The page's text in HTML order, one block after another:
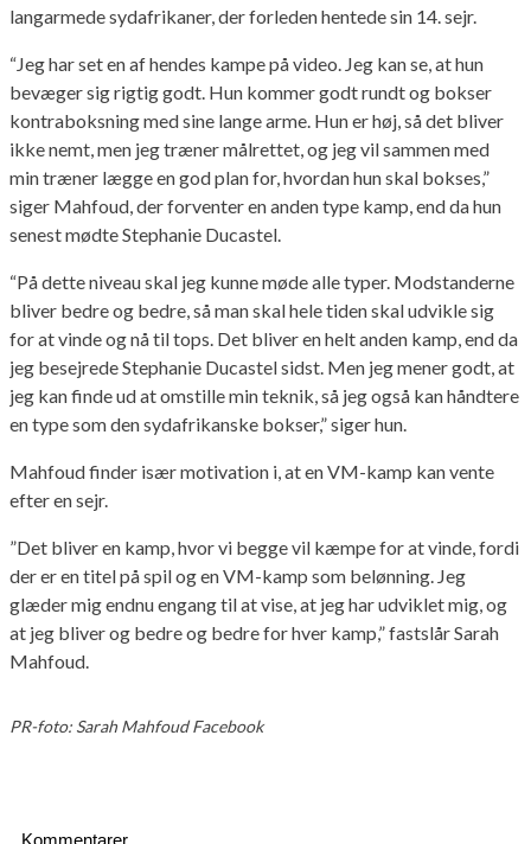
langarmede sydafrikaner, der forleden hentede sin 14. sejr.
“Jeg har set en af hendes kampe på video. Jeg kan se, at hun
bevæger sig rigtig godt. Hun kommer godt rundt og bokser
kontraboksning med sine lange arme. Hun er høj, så det bliver
ikke nemt, men jeg træner målrettet, og jeg vil sammen med
min træner lægge en god plan for, hvordan hun skal bokses,”
siger Mahfoud, der forventer en anden type kamp, end da hun
senest mødte Stephanie Ducastel.
“På dette niveau skal jeg kunne møde alle typer. Modstanderne
bliver bedre og bedre, så man skal hele tiden skal udvikle sig
for at vinde og nå til tops. Det bliver en helt anden kamp, end da
jeg besejrede Stephanie Ducastel sidst. Men jeg mener godt, at
jeg kan finde ud at omstille min teknik, så jeg også kan håndtere
en type som den sydafrikanske bokser,” siger hun.
Mahfoud finder især motivation i, at en VM-kamp kan vente
efter en sejr.
”Det bliver en kamp, hvor vi begge vil kæmpe for at vinde, fordi
der er en titel på spil og en VM-kamp som belønning. Jeg
glæder mig endnu engang til at vise, at jeg har udviklet mig, og
at jeg bliver og bedre og bedre for hver kamp,” fastslår Sarah
Mahfoud.
PR-foto: Sarah Mahfoud Facebook
Kommentarer